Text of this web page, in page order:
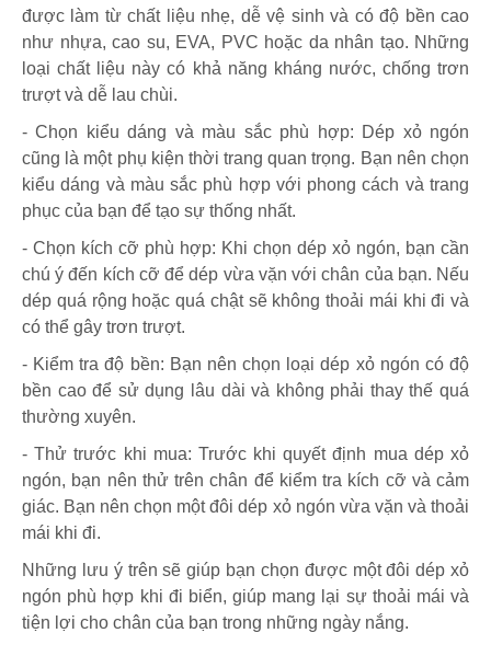
được làm từ chất liệu nhẹ, dễ vệ sinh và có độ bền cao
như nhựa, cao su, EVA, PVC hoặc da nhân tạo. Những
loại chất liệu này có khả năng kháng nước, chống trơn
trượt và dễ lau chùi.
- Chọn kiểu dáng và màu sắc phù hợp: Dép xỏ ngón
cũng là một phụ kiện thời trang quan trọng. Bạn nên chọn
kiểu dáng và màu sắc phù hợp với phong cách và trang
phục của bạn để tạo sự thống nhất.
- Chọn kích cỡ phù hợp: Khi chọn dép xỏ ngón, bạn cần
chú ý đến kích cỡ để dép vừa vặn với chân của bạn. Nếu
dép quá rộng hoặc quá chật sẽ không thoải mái khi đi và
có thể gây trơn trượt.
- Kiểm tra độ bền: Bạn nên chọn loại dép xỏ ngón có độ
bền cao để sử dụng lâu dài và không phải thay thế quá
thường xuyên.
- Thử trước khi mua: Trước khi quyết định mua dép xỏ
ngón, bạn nên thử trên chân để kiểm tra kích cỡ và cảm
giác. Bạn nên chọn một đôi dép xỏ ngón vừa vặn và thoải
mái khi đi.
Những lưu ý trên sẽ giúp bạn chọn được một đôi dép xỏ
ngón phù hợp khi đi biển, giúp mang lại sự thoải mái và
tiện lợi cho chân của bạn trong những ngày nắng.